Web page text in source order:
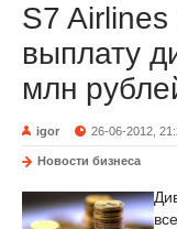
S7 Airlines
выплату
млн
igor 26-06-2012,
Новости бизнеса